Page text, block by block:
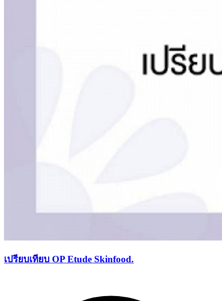
เปรียบเทียบ OP Etude Skinfood.